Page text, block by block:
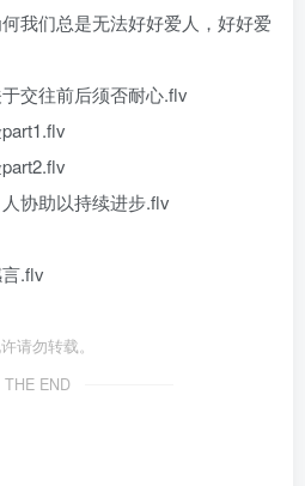
我们总是无法好好爱人，好好爱
交往前后须否耐心.flv
协助以持续进步.flv
.flv
请勿转载。
THE END